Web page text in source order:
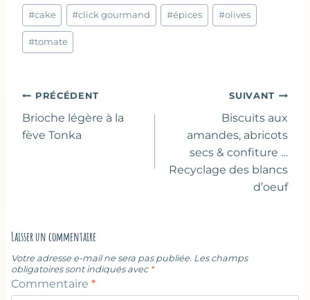
Étiquettes
de
la
#cake #click gourmand #épices #olives
#tomate
Navigation
de
l’article
PRÉCÉDENT
Brioche légère à la
fève Tonka
SUIVANT
Biscuits aux
amandes, abricots
secs & confiture …
Recyclage des blancs
d’oeuf
Laisser un commentaire
Votre adresse e-mail ne sera pas publiée. Les champs
obligatoires sont indiqués avec *
Commentaire *